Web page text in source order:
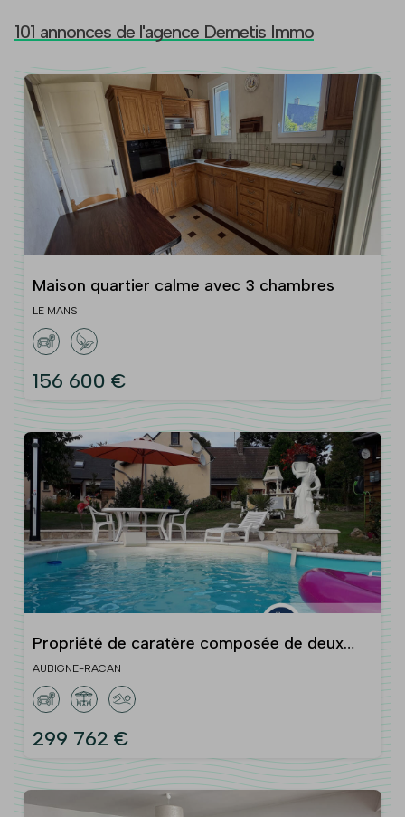
101 annonces de l'agence Demetis Immo
Maison quartier calme avec 3 chambres
LE MANS
156 600 €
Propriété de caratère composée de deux
maisons
AUBIGNE-RACAN
299 762 €